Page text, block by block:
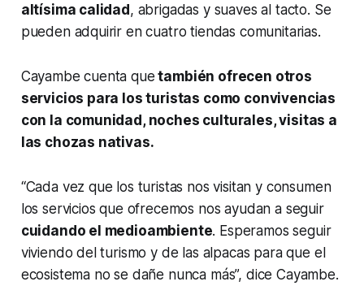
altísima calidad, abrigadas y suaves al tacto. Se
pueden adquirir en cuatro tiendas comunitarias.
Cayambe cuenta que también ofrecen otros
servicios para los turistas como convivencias
con la comunidad, noches culturales, visitas a
las chozas nativas.
“Cada vez que los turistas nos visitan y consumen
los servicios que ofrecemos nos ayudan a seguir
cuidando el medioambiente. Esperamos seguir
viviendo del turismo y de las alpacas para que el
ecosistema no se dañe nunca más”, dice Cayambe.